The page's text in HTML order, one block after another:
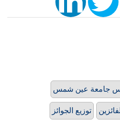
جامعة عين شمس
توزيع الجوائز